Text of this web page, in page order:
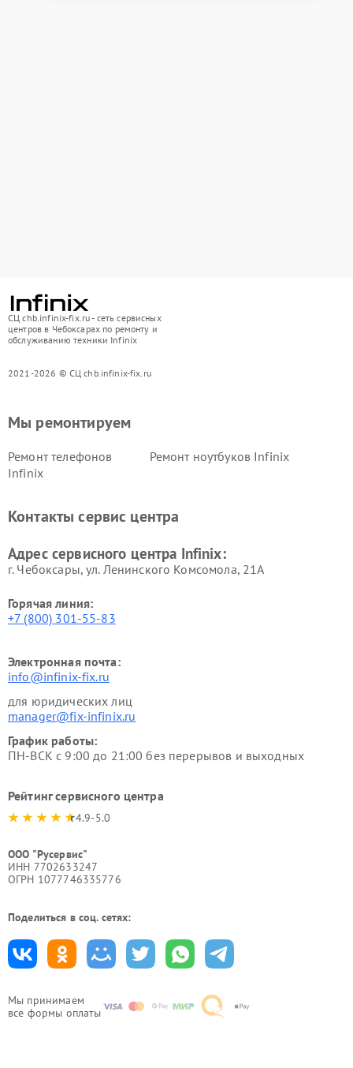
СЦ chb.infinix-fix.ru - сеть сервисных
центров в Чебоксарах по ремонту и
обслуживанию техники Infinix
2021-2026 © СЦ chb.infinix-fix.ru
Мы принимаем
все формы оплаты
Мы ремонтируем
Ремонт телефонов
Infinix
Ремонт ноутбуков Infinix
Контакты сервис центра
Адрес сервисного центра Infinix:
г. Чебоксары, ул. Ленинского Комсомола, 21А
Горячая линия:
+7 (800) 301-55-83
Электронная почта:
info@infinix-fix.ru
для юридических лиц
manager@fix-infinix.ru
График работы:
ПН-ВСК с 9:00 до 21:00 без перерывов и выходных
Рейтинг сервисного центра
4.9-5.0
ООО "Русервис"
ИНН 7702633247
ОГРН 1077746335776
Поделиться в соц. сетях: